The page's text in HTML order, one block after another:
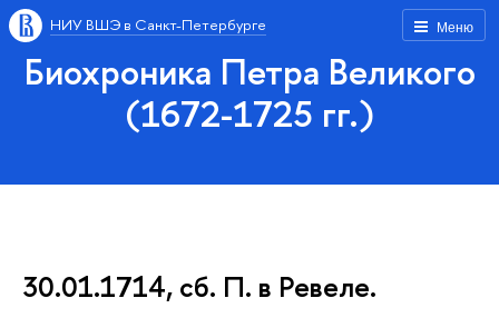
Меню
НИУ ВШЭ в Санкт-Петербурге
Биохроника Петра Великого
(1672-1725 гг.)
30.01.1714, сб. П. в Ревеле.